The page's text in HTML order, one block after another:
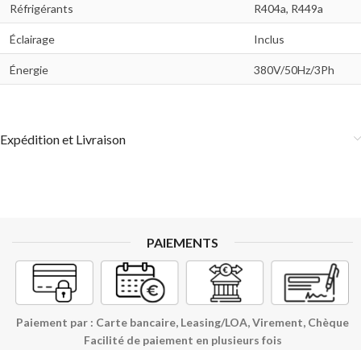
Réfrigérants R404a, R449a
Éclairage Inclus
Énergie 380V/50Hz/3Ph
Expédition et Livraison
PAIEMENTS
Paiement par : Carte bancaire, Leasing/LOA, Virement, Chèque
Facilité de paiement en plusieurs fois